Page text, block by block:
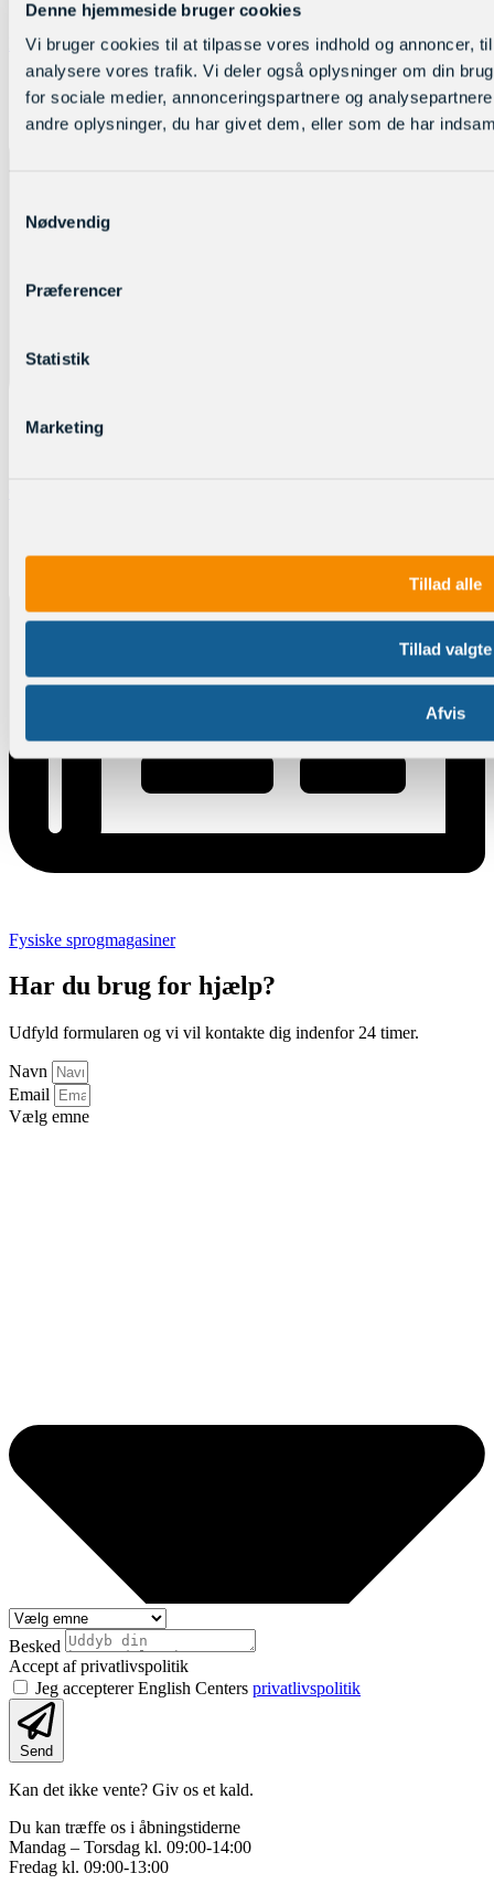
Denne hjemmeside bruger cookies
Vi bruger cookies til at tilpasse vores indhold og annoncer,
analysere vores trafik. Vi deler også oplysninger om din
for sociale medier, annonceringspartnere og
andre oplysninger, du har givet dem, eller som de har
Nødvendig
Præferencer
Statistik
Marketing
Tillad alle
Tillad valgte
Afvis
Log ind
Fysiske sprogmagasiner
Har du brug for hjælp?
Udfyld formularen og vi vil kontakte dig indenfor 24 timer.
Navn
Email
Vælg emne
Besked
Accept af privatlivspolitik
Jeg accepterer English Centers privatlivspolitik
Send
Kan det ikke vente? Giv os et kald.
Du kan træffe os i åbningstiderne
Mandag – Torsdag kl. 09:00-14:00
Fredag kl. 09:00-13:00